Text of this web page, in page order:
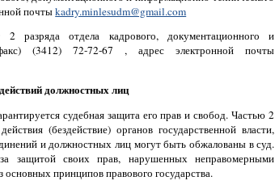
почтыkadry.minlesudm@gmail.com
разряда отдела кадрового, документационного и
(3412) 72-72-67 , адрес электронной почты
должностных лиц
судебная защита его прав и свобод. Частью 2
(бездействие) органов государственной власти,
и должностных лиц могут быть обжалованы в суд.
защитой своих прав, нарушенных неправомерными
основных принципов правового государства.